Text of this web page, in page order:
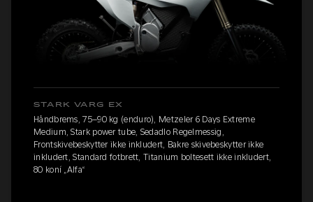
STARK VARG EX
Håndbrems, 75–90 kg (enduro), Metzeler 6 Days Extreme
Medium, Stark power tube, Sedadlo Regelmessig,
Frontskivebeskytter ikke inkludert, Bakre skivebeskytter ikke
inkludert, Standard fotbrett, Titanium boltesett ikke inkludert,
80 koní „Alfa“